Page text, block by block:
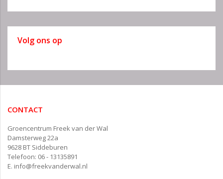
Volg ons op
CONTACT
Groencentrum Freek van der Wal
Damsterweg 22a
9628 BT Siddeburen
Telefoon: 06 - 13135891
E. info@freekvanderwal.nl